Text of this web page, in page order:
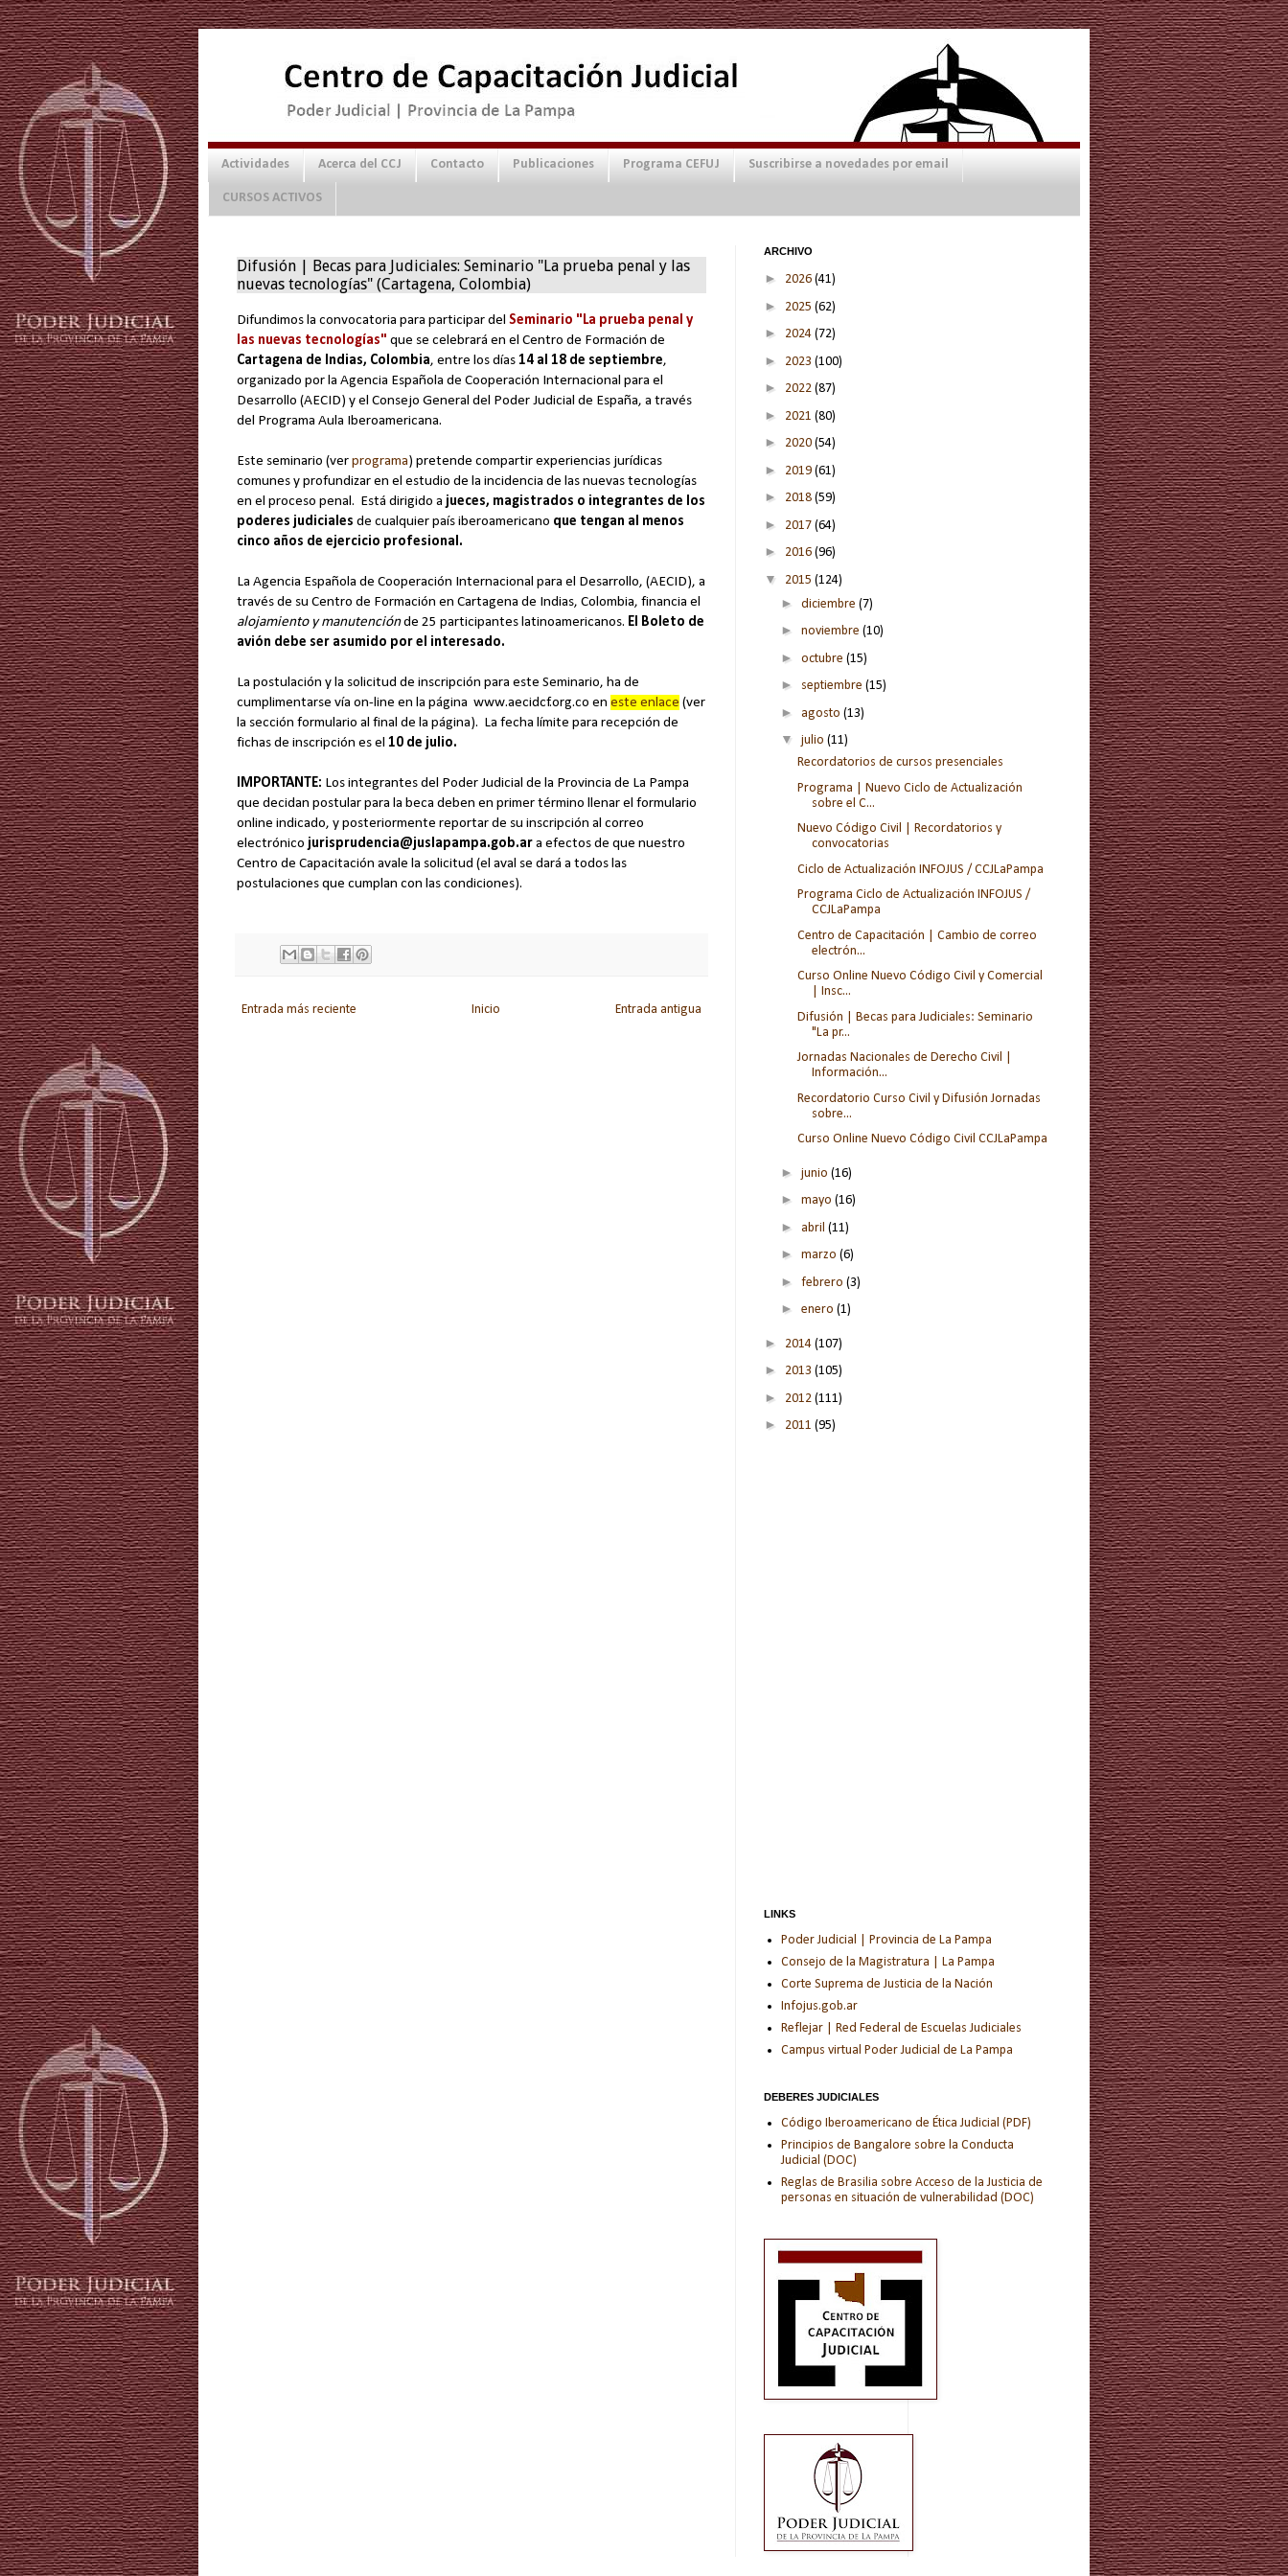
Actividades Acerca del CCJ Contacto Publicaciones Programa CEFUJ Suscribirse a novedades por email
CURSOS ACTIVOS
Difusión | Becas para Judiciales: Seminario "La prueba penal y las
nuevas tecnologías" (Cartagena, Colombia)
Difundimos la convocatoria para participar del Seminario "La prueba penal y
las nuevas tecnologías" que se celebrará en el Centro de Formación de
Cartagena de Indias, Colombia, entre los días14 al 18 de septiembre,
organizado por la Agencia Española de Cooperación Internacional para el
Desarrollo (AECID) y el Consejo General del Poder Judicial de España, a través
del Programa Aula Iberoamericana.
Este seminario (verprograma) pretende compartir experiencias jurídicas
comunes y profundizar en el estudio de la incidencia de las nuevas tecnologías
en el proceso penal. Está dirigido a jueces, magistrados o integrantes de los
poderes judiciales de cualquier país iberoamericano que tengan al menos
cinco años de ejercicio profesional.
La Agencia Española de Cooperación Internacional para el Desarrollo, (AECID), a
través de su Centro de Formación en Cartagena de Indias, Colombia, financia el
alojamiento y manutenciónde 25 participantes latinoamericanos. El Boleto de
avión debe ser asumido por el interesado.
La postulación y la solicitud de inscripción para este Seminario, ha de
cumplimentarse vía on-line en la página www.aecidcf.org.co en este enlace (ver
la sección formulario al final de la página). La fecha límite para recepción de
fichas de inscripción es el 10 de julio.
IMPORTANTE: Los integrantes del Poder Judicial de la Provincia de La Pampa
que decidan postular para la beca deben en primer término llenar el formulario
online indicado, y posteriormente reportar de su inscripción al correo
electrónico jurisprudencia@juslapampa.gob.ara efectos de que nuestro
Centro de Capacitación avale la solicitud (el aval se dará a todos las
postulaciones que cumplan con las condiciones).
Entrada más reciente Entrada antigua
Inicio
ARCHIVO
► 2026 (41)
► 2025 (62)
► 2024 (72)
► 2023 (100)
► 2022 (87)
► 2021 (80)
► 2020 (54)
► 2019 (61)
► 2018 (59)
► 2017 (64)
► 2016 (96)
▼ 2015 (124)
► diciembre (7)
► noviembre (10)
► octubre (15)
► septiembre (15)
► agosto (13)
▼ julio (11)
Recordatorios de cursos presenciales
Programa | Nuevo Ciclo de Actualización
sobre el C...
Nuevo Código Civil | Recordatorios y
convocatorias
Ciclo de Actualización INFOJUS / CCJLaPampa
Programa Ciclo de Actualización INFOJUS /
CCJLaPampa
Centro de Capacitación | Cambio de correo
electrón...
Curso Online Nuevo Código Civil y Comercial
| Insc...
Difusión | Becas para Judiciales: Seminario
"La pr...
Jornadas Nacionales de Derecho Civil |
Información...
Recordatorio Curso Civil y Difusión Jornadas
sobre...
Curso Online Nuevo Código Civil CCJLaPampa
► junio (16)
► mayo (16)
► abril (11)
► marzo (6)
► febrero (3)
► enero (1)
► 2014 (107)
► 2013 (105)
► 2012 (111)
► 2011 (95)
LINKS
Poder Judicial | Provincia de La Pampa
Consejo de la Magistratura | La Pampa
Corte Suprema de Justicia de la Nación
Infojus.gob.ar
Reflejar | Red Federal de Escuelas Judiciales
Campus virtual Poder Judicial de La Pampa
DEBERES JUDICIALES
Código Iberoamericano de Ética Judicial (PDF)
Principios de Bangalore sobre la Conducta
Judicial (DOC)
Reglas de Brasilia sobre Acceso de la Justicia de
personas en situación de vulnerabilidad (DOC)